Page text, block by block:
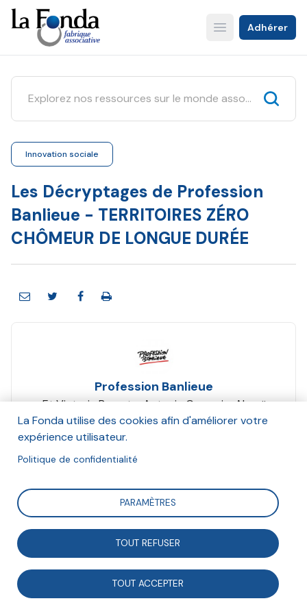
Aller
au
contenu
principal
Open main menu
Adhérer
Innovation sociale
Les Décryptages de Profession
Banlieue - TERRITOIRES ZÉRO
CHÔMEUR DE LONGUE DURÉE
Profession Banlieue
Et Victoria Bazurto, Antonin Gregorio, Alexeï
Tabet
Janvier 2022
Restitution des échanges de la Rencontre du 26
janvier 2021 organisée en partenariat avec la Fonda et
dédiée à l’expérimentation Territoires zéro chômeur
de longue durée (TZCLD). L’ambition était
La Fonda utilise des cookies afin d'améliorer votre
expérience utilisateur.
Politique de confidentialité
PARAMÈTRES
TOUT REFUSER
TOUT ACCEPTER